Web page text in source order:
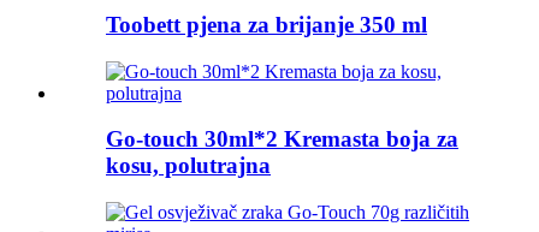
Toobett pjena za brijanje 350 ml
Go-touch 30ml*2 Kremasta boja za
kosu, polutrajna